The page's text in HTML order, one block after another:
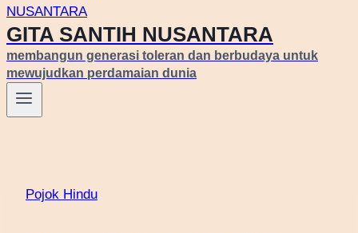
GITA SANTIH NUSANTARA
membangun generasi toleran dan berbudaya untuk
mewujudkan perdamaian dunia
Pojok Hindu